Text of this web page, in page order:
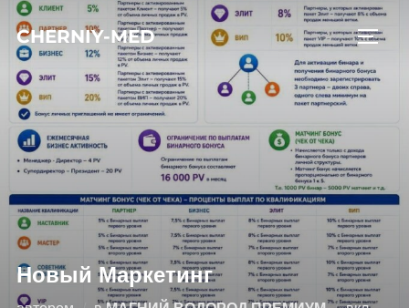
Перейти
содержимому
CHERNIY-MED
Новый Маркетинг